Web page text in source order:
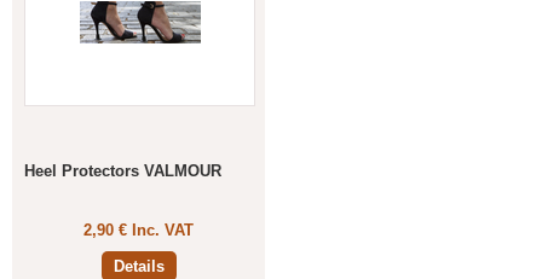
Heel Protectors VALMOUR
2,90 € Inc. VAT
Details